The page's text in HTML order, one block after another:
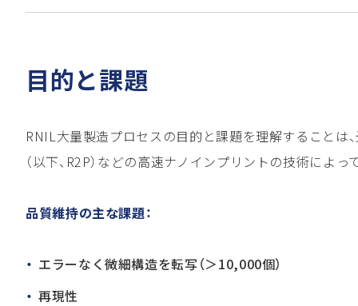
目的と課題
RNIL大量製造プロセスの目的と課題を理解することは
（以下、R2P）などの高速ナノインプリントの技術によ
品質維持の主な課題：
エラーなく微細構造を転写（＞10,000個）
再現性